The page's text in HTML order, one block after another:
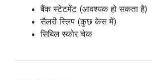
बैंक स्टेटमेंट (आवश्यक हो सकता है)
सैलरी स्लिप (कुछ केस में)
सिबिल स्कोर चेक